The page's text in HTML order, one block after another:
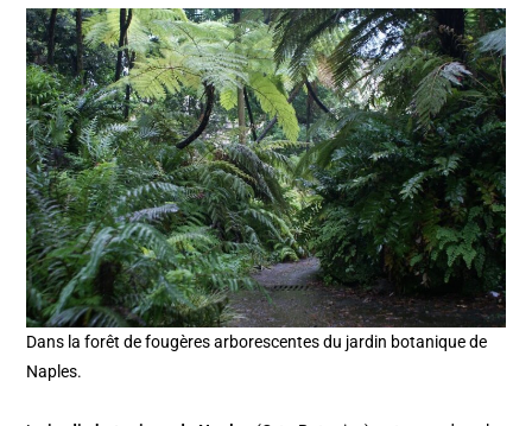
Dans la forêt de fougères arborescentes du jardin botanique de
Naples.